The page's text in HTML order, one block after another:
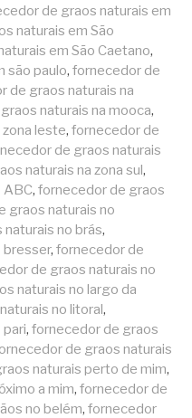
de graos naturais em
naturais em São
em São Caetano,
são paulo, fornecedor de
de graos naturais na
naturais na mooca,
leste, fornecedor de
de graos naturais
naturais na zona sul,
ABC, fornecedor de graos
graos naturais no
no brás,
bresser, fornecedor de
de graos naturais no
naturais no largo da
no litoral,
, fornecedor de graos
de graos naturais
naturais perto de mim,
a mim, fornecedor de
no belém, fornecedor